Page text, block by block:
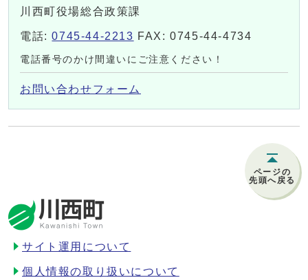
川西町役場総合政策課
電話:0745-44-2213 FAX: 0745-44-4734
電話番号のかけ間違いにご注意ください！
お問い合わせフォーム
ページの
先頭へ戻る
サイト運用について
個人情報の取り扱いについて